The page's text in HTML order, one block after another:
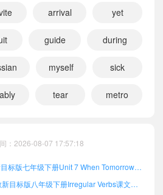
arrival yet
guide during
myself sick
tear metro
：2026-08-07 17:57:18
人教新目标版七年级下册Unit 7 When Tomorrow Comes课文朗读
人教新目标版八年级下册Irregular Verbs课文朗读